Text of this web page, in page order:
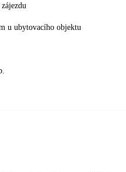
u ubytovacího objektu